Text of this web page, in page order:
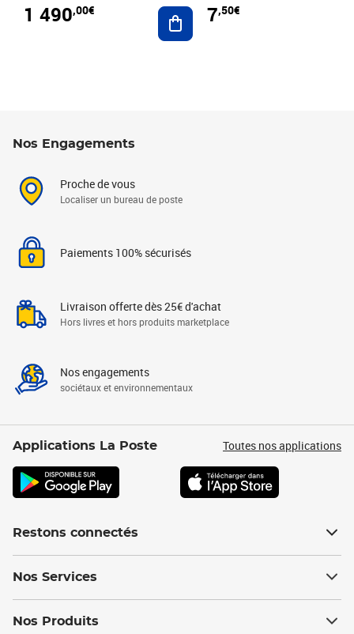
1 490,00€ Ajouter au panier
7,50€
Nos Engagements
Proche de vous
Localiser un bureau de poste
Paiements 100% sécurisés
Livraison offerte dès 25€ d'achat
Hors livres et hors produits marketplace
Nos engagements
sociétaux et environnementaux
Applications La Poste Toutes nos applications
Restons connectés
Nos Services
Nos Produits